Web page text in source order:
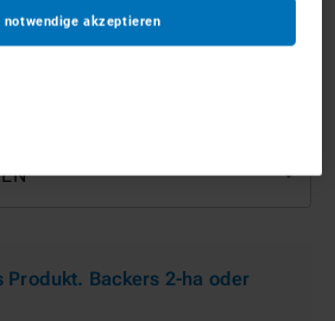
Produkt. Backers 2-ha oder
notwendige akzeptieren